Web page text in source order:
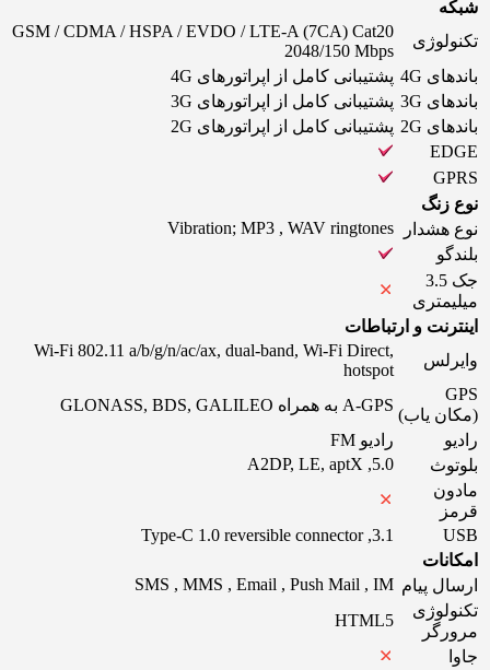
شبکه
تکنولوژی
GSM / CDMA / HSPA / EVDO / LTE-A (7CA) Cat20
2048/150 Mbps
باندهای 4G
پشتیبانی کامل از اپراتورهای 4G
باندهای 3G
پشتیبانی کامل از اپراتورهای 3G
باندهای 2G
پشتیبانی کامل از اپراتورهای 2G
EDGE
GPRS
نوع زنگ
نوع هشدار
Vibration; MP3 , WAV ringtones
بلندگو
جک 3.5
میلیمتری
اینترنت و ارتباطات
وایرلس
Wi-Fi 802.11 a/b/g/n/ac/ax, dual-band, Wi-Fi Direct,
hotspot
GPS
(مکان یاب)
A-GPS به همراه GLONASS, BDS, GALILEO
رادیو
رادیو FM
بلوتوث
5.0, A2DP, LE, aptX
مادون
قرمز
USB
3.1, Type-C 1.0 reversible connector
امکانات
ارسال پیام SMS , MMS , Email , Push Mail , IM
تکنولوژی
مرورگر
HTML5
جاوا